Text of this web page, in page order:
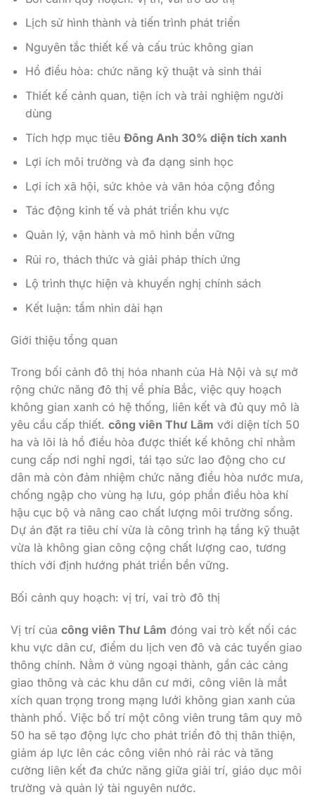
Lịch sử hình thành và tiến trình phát triển
Nguyên tắc thiết kế và cấu trúc không gian
Hồ điều hòa: chức năng kỹ thuật và sinh thái
Thiết kế cảnh quan, tiện ích và trải nghiệm người
dùng
Tích hợp mục tiêu Đông Anh 30% diện tích xanh
Lợi ích môi trường và đa dạng sinh học
Lợi ích xã hội, sức khỏe và văn hóa cộng đồng
Tác động kinh tế và phát triển khu vực
Quản lý, vận hành và mô hình bền vững
Rủi ro, thách thức và giải pháp thích ứng
Lộ trình thực hiện và khuyến nghị chính sách
Kết luận: tầm nhìn dài hạn
Giới thiệu tổng quan
Trong bối cảnh đô thị hóa nhanh của Hà Nội và sự mở
rộng chức năng đô thị về phía Bắc, việc quy hoạch
không gian xanh có hệ thống, liên kết và đủ quy mô là
yêu cầu cấp thiết. công viên Thư Lâm với diện tích 50
ha và lõi là hồ điều hòa được thiết kế không chỉ nhằm
cung cấp nơi nghỉ ngơi, tái tạo sức lao động cho cư
dân mà còn đảm nhiệm chức năng điều hòa nước mưa,
chống ngập cho vùng hạ lưu, góp phần điều hòa khí
hậu cục bộ và nâng cao chất lượng môi trường sống.
Dự án đặt ra tiêu chí vừa là công trình hạ tầng kỹ thuật
vừa là không gian công cộng chất lượng cao, tương
thích với định hướng phát triển bền vững.
Bối cảnh quy hoạch: vị trí, vai trò đô thị
Vị trí của công viên Thư Lâm đóng vai trò kết nối các
khu vực dân cư, điểm du lịch ven đô và các tuyến giao
thông chính. Nằm ở vùng ngoại thành, gần các cảng
giao thông và các khu dân cư mới, công viên là mắt
xích quan trọng trong mạng lưới không gian xanh của
thành phố. Việc bố trí một công viên trung tâm quy mô
50 ha sẽ tạo động lực cho phát triển đô thị thân thiện,
giảm áp lực lên các công viên nhỏ rải rác và tăng
cường liên kết đa chức năng giữa giải trí, giáo dục môi
trường và quản lý tài nguyên nước.